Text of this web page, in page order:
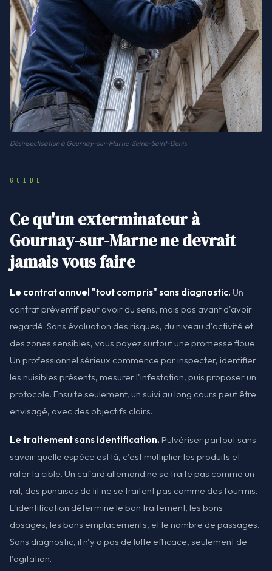
Désinsectisation à Gournay-sur-Marne · Seine-Saint-Denis
GUIDE
Ce qu'un exterminateur à
Gournay-sur-Marne ne devrait
jamais vous faire
Le contrat annuel "tout compris" sans diagnostic. Un
contrat préventif peut avoir du sens, mais pas avant d'avoir
regardé. Sans évaluation des risques, du niveau d'activité et
des zones sensibles, vous payez surtout une promesse floue.
Un professionnel sérieux commence par inspecter, identifier
les nuisibles présents, mesurer l'infestation, puis proposer un
protocole. Ensuite seulement, un suivi au long cours peut être
envisagé, avec des objectifs clairs.
Le traitement sans identification. Pulvériser partout sans
savoir quelle espèce est là, c'est multiplier les produits et
rater la cible. Un cafard allemand ne se traite pas comme un
rat, des punaises de lit ne se traitent pas comme des fourmis.
L'identification détermine le bon traitement, les bons
dosages, les bons emplacements, et le nombre de passages.
Sans diagnostic, il n'y a pas de lutte efficace, seulement de
l'agitation.